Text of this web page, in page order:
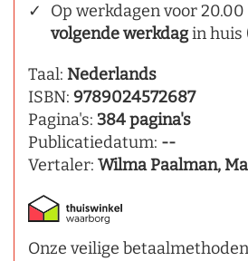
Op werkdagen voor
volgende werkdagin huis
Taal: Nederlands
ISBN: 9789024572687
Pagina's: 384 pagina's
Publicatiedatum: --
Vertaler: Wilma Paalman,
Onze veilige